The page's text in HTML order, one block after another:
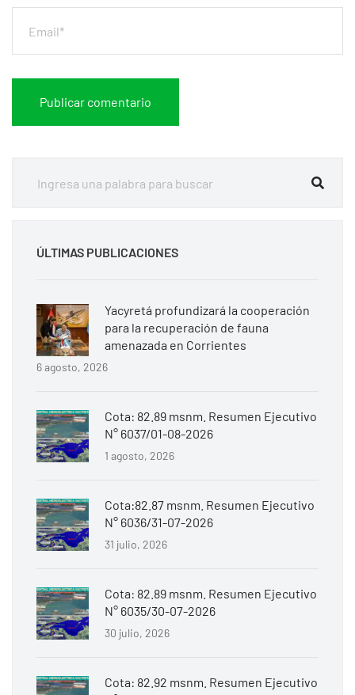
ÚLTIMAS PUBLICACIONES
Yacyretá profundizará la cooperación
para la recuperación de fauna
amenazada en Corrientes
6 agosto, 2026
Cota: 82.89 msnm. Resumen Ejecutivo
N° 6037/01-08-2026
1 agosto, 2026
Cota:82.87 msnm. Resumen Ejecutivo
N° 6036/31-07-2026
31 julio, 2026
Cota: 82.89 msnm. Resumen Ejecutivo
N° 6035/30-07-2026
30 julio, 2026
Cota: 82.92 msnm. Resumen Ejecutivo